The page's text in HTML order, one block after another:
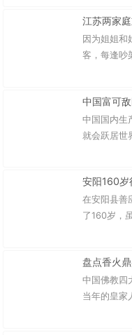
江苏两家
因为姐姐和
客，每逢吵
中国富可
中国国内生
就会跃居世
安阳160岁
在安阳县善
了160岁，
盘点香火
中国佛教四
当年的皇家